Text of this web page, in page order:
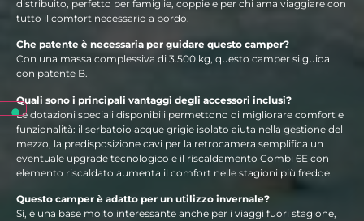
distribuito, perfetto per famiglie, coppie e per chi ama viaggiare con
tutto il comfort necessario a bordo.
Che patente è necessaria per guidare questo camper?
Con una massa complessiva di 3.500 kg, questo camper si guida
con patente B.
Quali sono i principali vantaggi degli accessori inclusi?
Le dotazioni speciali disponibili permettono di migliorare comfort e
funzionalità: il serbatoio acque grigie isolato aiuta nella gestione del
mezzo, la predisposizione cavi per la retrocamera semplifica un
eventuale upgrade tecnologico e il riscaldamento Combi 6E con
elemento riscaldato aumenta il comfort nelle stagioni più fredde.
Questo camper è adatto per un utilizzo invernale?
Sì, è una base molto interessante anche per i viaggi fuori stagione,